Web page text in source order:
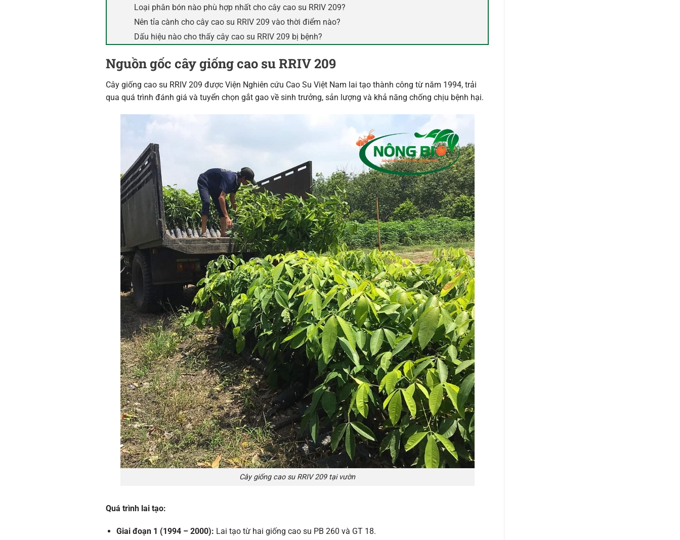
Loại phân bón nào phù hợp nhất cho cây cao su RRIV 209?
Nên tỉa cành cho cây cao su RRIV 209 vào thời điểm nào?
Dấu hiệu nào cho thấy cây cao su RRIV 209 bị bệnh?
Nguồn gốc cây giống cao su RRIV 209
Cây giống cao su RRIV 209 được Viện Nghiên cứu Cao Su Việt Nam lai tạo thành công từ năm 1994, trải
qua quá trình đánh giá và tuyển chọn gắt gao về sinh trưởng, sản lượng và khả năng chống chịu bệnh hại.
Cây giống cao su RRIV 209 tại vườn
Quá trình lai tạo:
Giai đoạn 1 (1994 – 2000): Lai tạo từ hai giống cao su PB 260 và GT 18.